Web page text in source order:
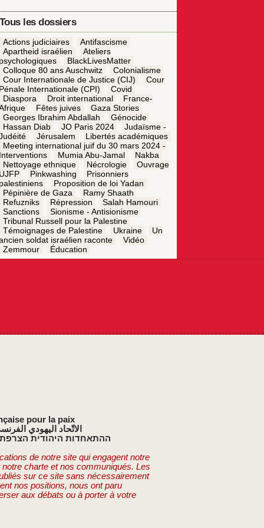
Tous les dossiers
Actions judiciaires
Antifascisme
Apartheid israélien
Ateliers
psychologiques
BlackLivesMatter
Colloque 80 ans Auschwitz
Colonialisme
Cour Internationale de Justice (CIJ)
Cour
Pénale Internationale (CPI)
Covid
Diaspora
Droit international
France-
Fêtes juives
Gaza Stories
Georges Ibrahim Abdallah
Génocide
Hassan Diab
JO Paris 2024
Judaïsme -
Jérusalem
Libertés académiques
Meeting international juif du 30 mars 2024 -
Interventions
Mumia Abu-Jamal
Nakba
Nettoyage ethnique
Nécrologie
Ouvrage
UJFP
Pinkwashing
Prisonniers
palestiniens
Proposition de loi Yadan
Pépinière de Gaza
Ramy Shaath
Refuzniks
Répression
Salah Hamouri
Sanctions
Sionisme - Antisionisme
Tribunal Russell pour la Palestine
Témoignages de Palestine
Ukraine
Un
soldat israélien raconte
Vidéo
Zemmour
Éducation
pour la paix
الاتّحاد اليهودي
ההתאחדות היהודית
de notre site qui engagent notre
charte et nos communiqués. Les
sur ce site sans nécessairement
nos positions, nous ont paru
aux débats ou à porter à votre